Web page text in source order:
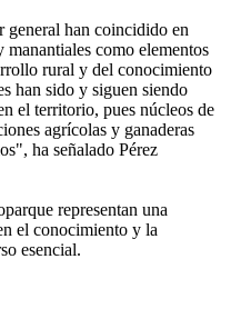
general han coincidido en
manantiales como elementos
rural y del conocimiento
han sido y siguen siendo
el territorio, pues núcleos de
agrícolas y ganaderas
ha señalado Pérez
representan una
el conocimiento y la
esencial.